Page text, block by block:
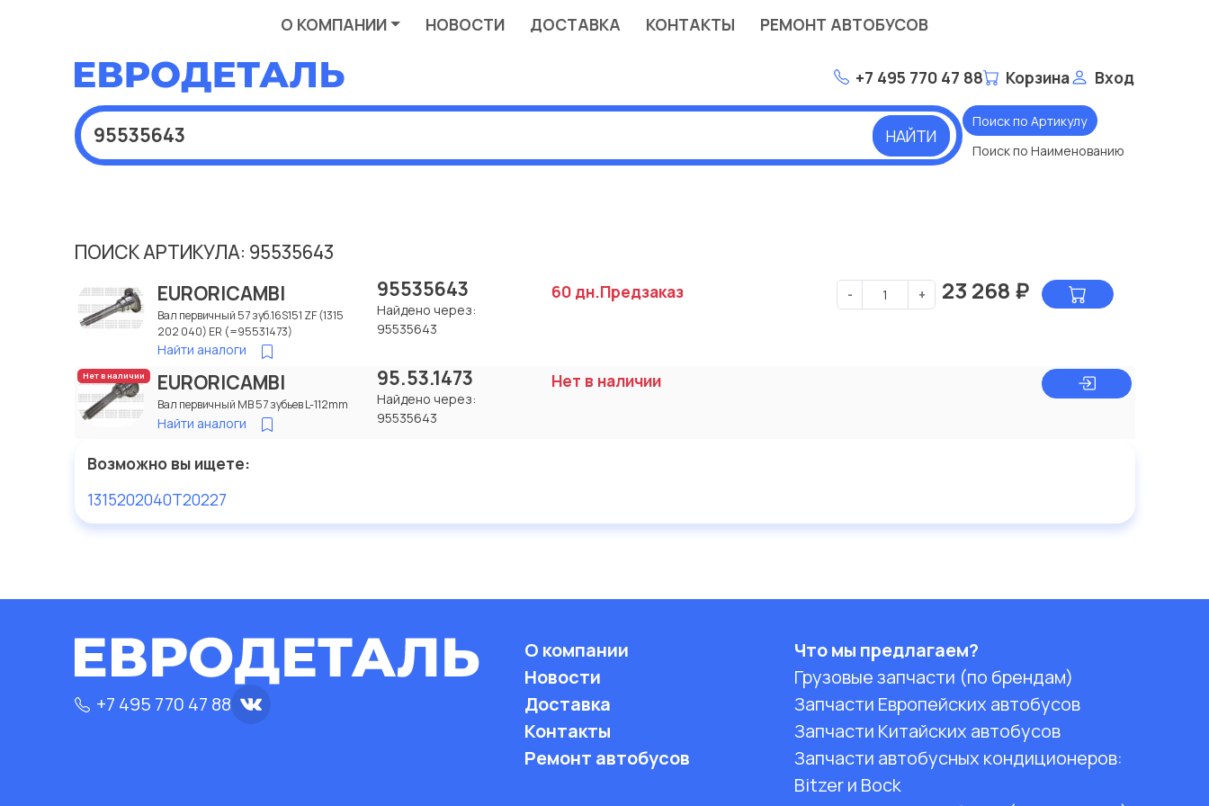
О КОМПАНИИ НОВОСТИ ДОСТАВКА КОНТАКТЫ РЕМОНТ АВТОБУСОВ
+7 495 770 47 88 Корзина Вход
НАЙТИ
Поиск по Артикулу
Поиск по Наименованию
ПОИСК АРТИКУЛА: 95535643
EURORICAMBI
Вал первичный 57 зуб.16S151 ZF (1315
202 040) ER (=95531473)
Найти аналоги
95535643
Найдено через:
95535643
60 дн.Предзаказ - + 23 268 ₽
Нет в наличии EURORICAMBI
Вал первичный МВ 57 зубьев L-112mm
Найти аналоги
95.53.1473
Найдено через:
95535643
Нет в наличии
Возможно вы ищете:
1315202040T20227
+7 495 770 47 88
О компании
Новости
Доставка
Контакты
Ремонт автобусов
Что мы предлагаем?
Грузовые запчасти (по брендам)
Запчасти Европейских автобусов
Запчасти Китайских автобусов
Запчасти автобусных кондиционеров:
Bitzer и Bock